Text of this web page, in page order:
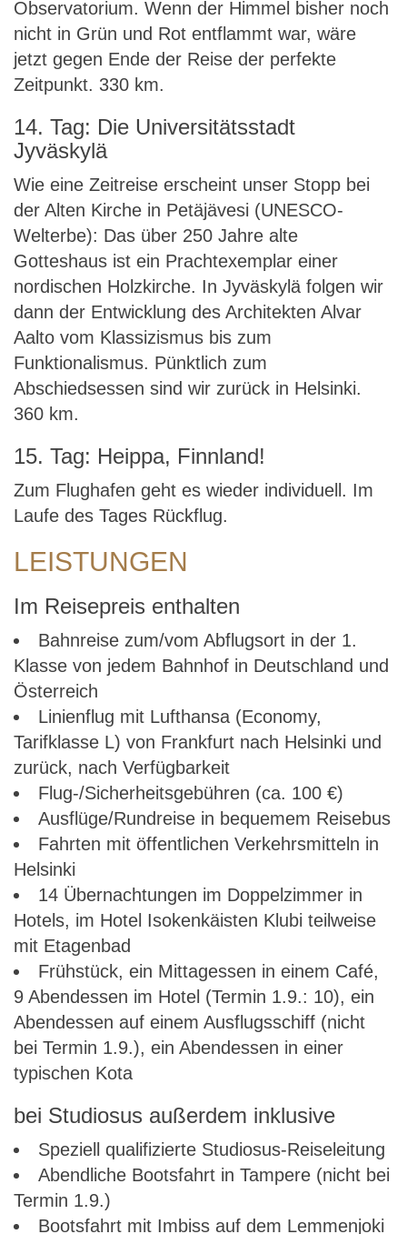
Observatorium. Wenn der Himmel bisher noch
nicht in Grün und Rot entflammt war, wäre
jetzt gegen Ende der Reise der perfekte
Zeitpunkt. 330 km.
14. Tag: Die Universitätsstadt
Jyväskylä
Wie eine Zeitreise erscheint unser Stopp bei
der Alten Kirche in Petäjävesi (UNESCO-
Welterbe): Das über 250 Jahre alte
Gotteshaus ist ein Prachtexemplar einer
nordischen Holzkirche. In Jyväskylä folgen wir
dann der Entwicklung des Architekten Alvar
Aalto vom Klassizismus bis zum
Funktionalismus. Pünktlich zum
Abschiedsessen sind wir zurück in Helsinki.
360 km.
15. Tag: Heippa, Finnland!
Zum Flughafen geht es wieder individuell. Im
Laufe des Tages Rückflug.
LEISTUNGEN
Im Reisepreis enthalten
Bahnreise zum/vom Abflugsort in der 1.
Klasse von jedem Bahnhof in Deutschland und
Österreich
Linienflug mit Lufthansa (Economy,
Tarifklasse L) von Frankfurt nach Helsinki und
zurück, nach Verfügbarkeit
Flug-/Sicherheitsgebühren (ca. 100 €)
Ausflüge/Rundreise in bequemem Reisebus
Fahrten mit öffentlichen Verkehrsmitteln in
Helsinki
14 Übernachtungen im Doppelzimmer in
Hotels, im Hotel Isokenkäisten Klubi teilweise
mit Etagenbad
Frühstück, ein Mittagessen in einem Café,
9 Abendessen im Hotel (Termin 1.9.: 10), ein
Abendessen auf einem Ausflugsschiff (nicht
bei Termin 1.9.), ein Abendessen in einer
typischen Kota
bei Studiosus außerdem inklusive
Speziell qualifizierte Studiosus-Reiseleitung
Abendliche Bootsfahrt in Tampere (nicht bei
Termin 1.9.)
Bootsfahrt mit Imbiss auf dem Lemmenjoki